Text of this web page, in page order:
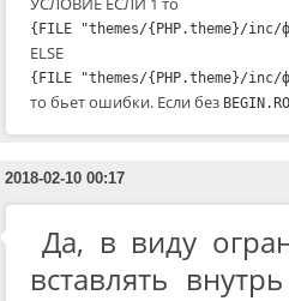
{FILE "themes/{PHP.theme}/inc/
ELSE
{FILE "themes/{PHP.theme}/inc/
то бьет ошибки. Если без
2018-02-10 00:17
Да, в виду
вставлять